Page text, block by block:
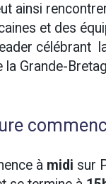
ainsi
et des
célébrant
la Grande-
à midi sur